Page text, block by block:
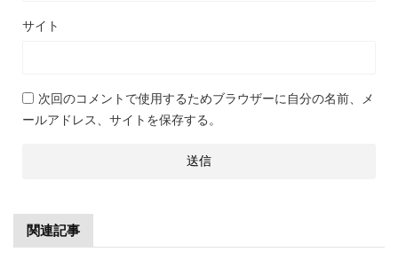
サイト
次回のコメントで使用するためブラウザーに自分の名前、メ
ールアドレス、サイトを保存する。
関連記事